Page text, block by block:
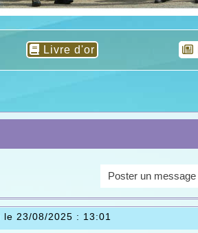
Livre d'or
Poster un message
le 23/08/2025 : 13:01